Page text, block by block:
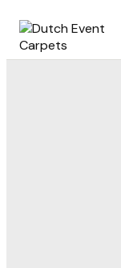
naar
inhoud